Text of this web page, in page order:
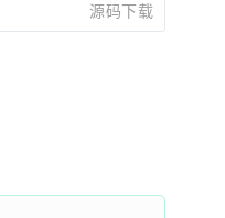
2026-07-19 22:18
源码下载